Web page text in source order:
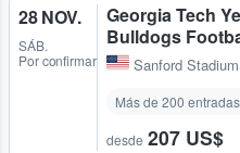
28 NOV.
SÁB.
Por confirmar
Georgia Tech
Bulldogs
Sanford Stadium
Más de 200
desde 207 US$